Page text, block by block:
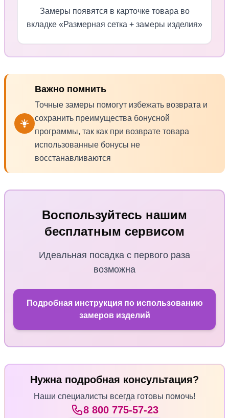
Замеры появятся в карточке товара во
вкладке «Размерная сетка + замеры изделия»
Важно помнить
Точные замеры помогут избежать возврата и
сохранить преимущества бонусной
программы, так как при возврате товара
использованные бонусы не
восстанавливаются
Воспользуйтесь нашим
бесплатным сервисом
Идеальная посадка с первого раза
возможна
Подробная инструкция по использованию
замеров изделий
Нужна подробная консультация?
Наши специалисты всегда готовы помочь!
8 800 775‑57‑23